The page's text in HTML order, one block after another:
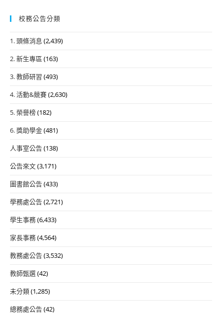
校務公告分類
1. 頭條消息 (2,439)
2. 新生專區 (163)
3. 教師研習 (493)
4. 活動&競賽(2,630)
5. 榮譽榜(182)
6. 獎助學金(481)
人事室公告(138)
公告來文(3,171)
圖書館公告(433)
學務處公告(2,721)
學生事務(6,433)
家長事務(4,564)
教務處公告(3,532)
教師甄選(42)
未分類(1,285)
總務處公告(42)